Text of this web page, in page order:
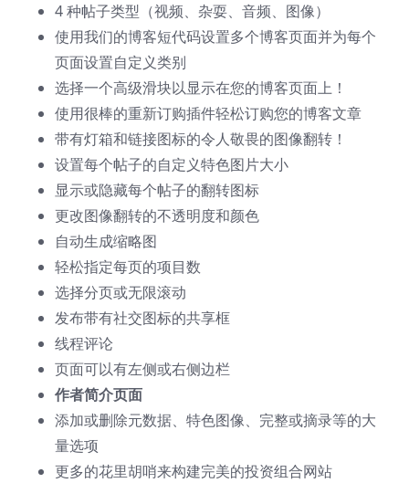
4 种帖子类型（视频、杂耍、音频、图像）
使用我们的博客短代码设置多个博客页面并为每个
页面设置自定义类别
选择一个高级滑块以显示在您的博客页面上！
使用很棒的重新订购插件轻松订购您的博客文章
带有灯箱和链接图标的令人敬畏的图像翻转！
设置每个帖子的自定义特色图片大小
显示或隐藏每个帖子的翻转图标
更改图像翻转的不透明度和颜色
自动生成缩略图
轻松指定每页的项目数
选择分页或无限滚动
发布带有社交图标的共享框
线程评论
页面可以有左侧或右侧边栏
作者简介页面
添加或删除元数据、特色图像、完整或摘录等的大
量选项
更多的花里胡哨来构建完美的投资组合网站